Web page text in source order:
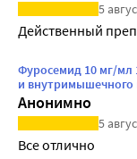
5
Действенный
Фуросемид 10 мг/мл
и внутримышечного
Анонимно
5
Все отлично